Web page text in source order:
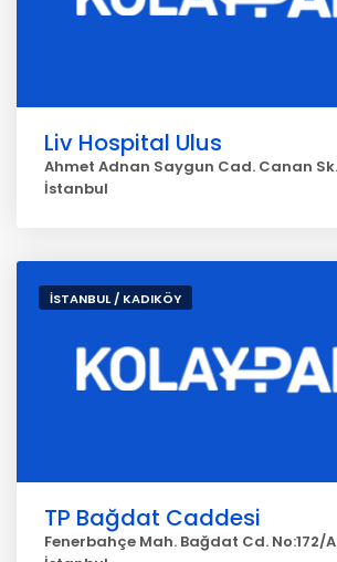
Liv Hospital Ulus
Ahmet Adnan Saygun Cad. Canan
İstanbul
İSTANBUL / KADIKÖY
TP Bağdat Caddesi
Fenerbahçe Mah. Bağdat Cd. No:172/